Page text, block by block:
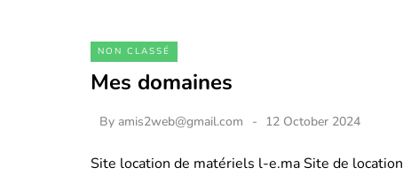
NON CLASSÉ
Mes domaines
By amis2web@gmail.com 12 October 2024
Site location de matériels l-e.ma Site de